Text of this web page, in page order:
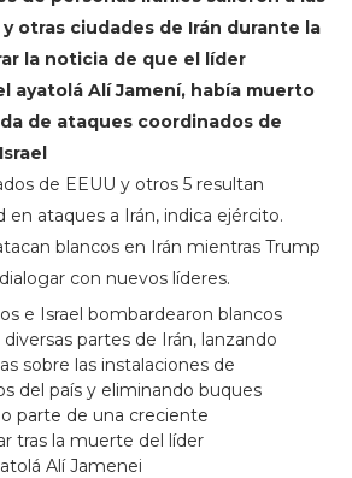
otras ciudades de Irán durante la
la noticia de que el líder
ayatolá Alí Jamení, había muerto
de ataques coordinados de
de EEUU y otros 5 resultan
en ataques a Irán, indica ejército.
blancos en Irán mientras Trump
con nuevos líderes.
e Israel bombardearon blancos
partes de Irán, lanzando
sobre las instalaciones de
del país y eliminando buques
parte de una creciente
tras la muerte del líder
Alí Jamenei